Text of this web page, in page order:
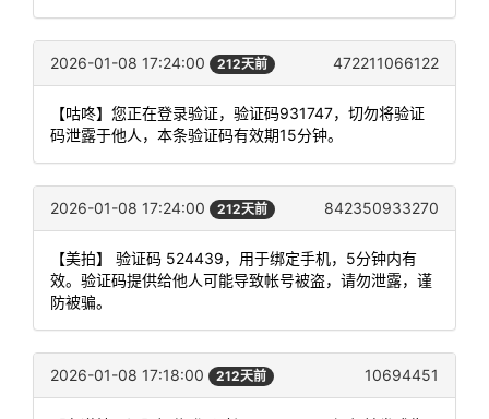
2026-01-08 17:24:00 212天前 472211066122
【咕咚】您正在登录验证，验证码931747，切勿将验证
码泄露于他人，本条验证码有效期15分钟。
2026-01-08 17:24:00 212天前 842350933270
【美拍】 验证码 524439，用于绑定手机，5分钟内有
效。验证码提供给他人可能导致帐号被盗，请勿泄露，谨
防被骗。
2026-01-08 17:18:00 212天前 10694451